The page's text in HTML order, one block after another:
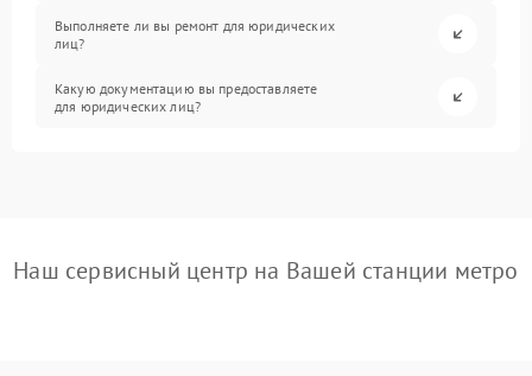
Выполняете ли вы ремонт для юридических
лиц?
Какую документацию вы предоставляете
для юридических лиц?
Наш сервисный центр на Вашей станции метро